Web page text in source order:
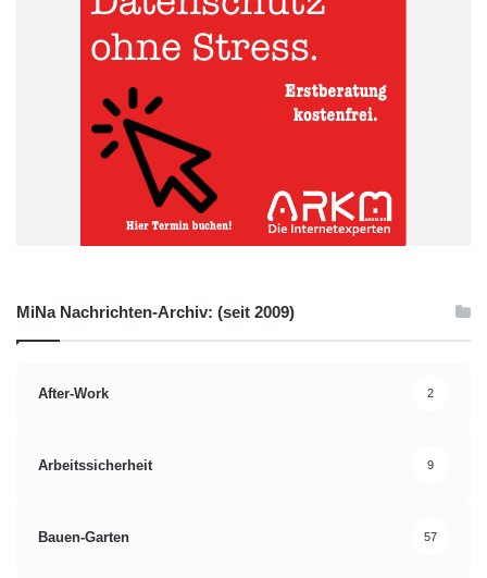
MiNa Nachrichten-Archiv: (seit 2009)
After-Work 2
Arbeitssicherheit 9
Bauen-Garten 57